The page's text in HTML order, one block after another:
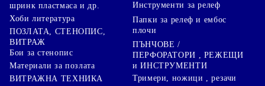
шринк пластмаса и др.
Хоби литература
ПОЗЛАТА, СТЕНОПИС,
ВИТРАЖ
Бои за стенопис
Материали за позлата
ВИТРАЖНА ТЕХНИКА
Инструменти за релеф
Папки за релеф и ембос
плочи
ПЪНЧОВЕ /
ПЕРФОРАТОРИ , РЕЖЕЩИ
и ИНСТРУМЕНТИ
Тримери, ножици , резачи